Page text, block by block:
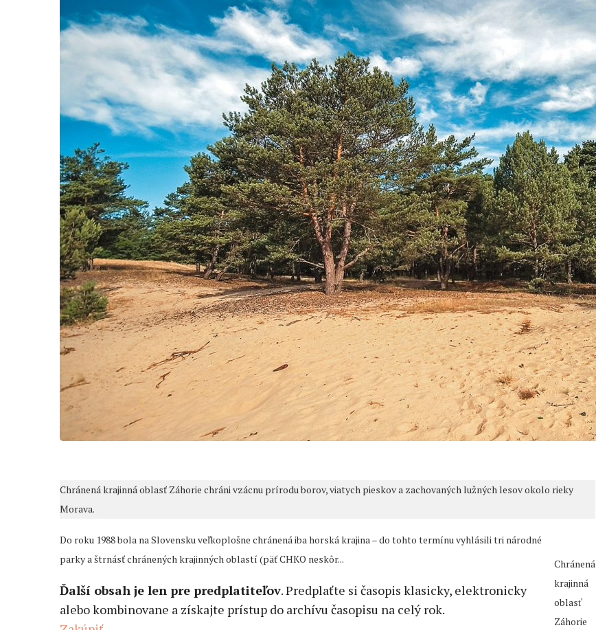
Chránená krajinná oblasť Záhorie chráni vzácnu prírodu borov, viatych pieskov a zachovaných lužných lesov okolo rieky
Morava.
Chránená
krajinná
oblasť
Záhorie
Do roku 1988 bola na Slovensku veľkoplošne chránená iba horská krajina – do tohto termínu vyhlásili tri národné
parky a štrnásť chránených krajinných oblastí (päť CHKO neskôr...
Ďalší obsah je len pre predplatiteľov. Predplaťte si časopis klasicky, elektronicky
alebo kombinovane a získajte prístup do archívu časopisu na celý rok.